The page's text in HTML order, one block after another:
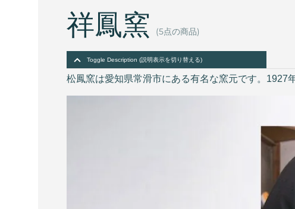
祥鳳窯 (5点の商品)
Toggle Description (説明表示を切り替える)
松鳳窯は愛知県常滑市にある有名な窯元です。1927